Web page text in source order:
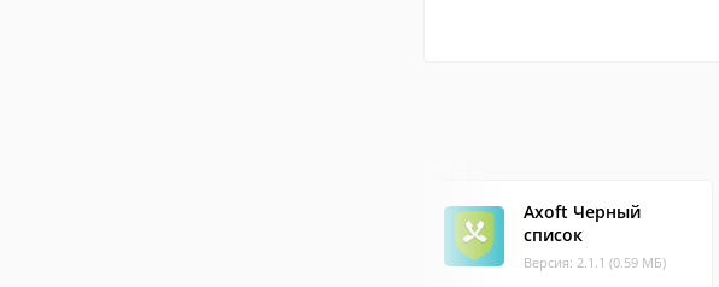
Axoft Черный
список
Версия: 2.1.1 (0.59 МБ)